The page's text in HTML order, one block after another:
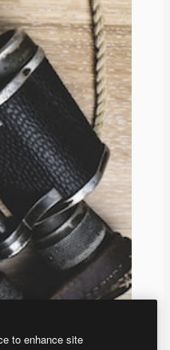
to enhance site